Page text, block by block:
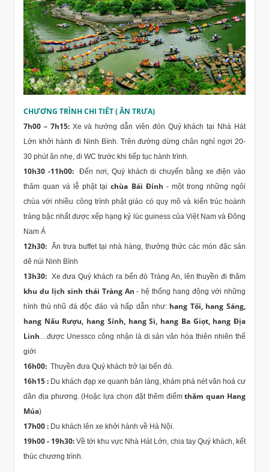
CHƯƠNG TRÌNH CHI TIẾT ( ĂN TRƯA)
7h00 – 7h15: Xe và hướng dẫn viên đón Quý khách tại Nhà Hát
Lớn khởi hành đi Ninh Bình. Trên đường dừng chân nghỉ ngơi 20-
30 phút ăn nhẹ, đi WC trước khi tiếp tục hành trình.
10h30 -11h00:
Đến nơi, Quý khách di chuyển bằng xe điện vào
thăm quan và lễ phật tạichùa Bái Đính - một trong những ngôi
chùa với nhiều công trình phật giáo có quy mô và kiến trúc hoành
tráng bậc nhất được xếp hạng kỷ lúc guiness của Việt Nam và Đông
Nam Á
12h30: Ăn trưa buffet tại nhà hàng, thưởng thức các món đặc sản
dê núi Ninh Bình
13h30: Xe đưa Quý khách ra bến đò Tràng An, lên thuyền đi thăm
khu du lịch sinh thái Tràng An - hệ thống hang động với những
hình thù nhũ đá độc đáo và hấp dẫn như: hang Tối, hang Sáng,
hang Nấu Rượu, hang Sính, hang Si, hang Ba Giọt, hang Địa
Linh…được Unessco công nhận là di sản văn hóa thiên nhiên thế
giới
16h00: Thuyền đưa Quý khách trở lại bến đò.
16h15 : Du khách đạp xe quanh bản làng, khám phá nét văn hoá cư
dân địa phương. (Hoặc lựa chọn đặt thêm điểmthăm quan Hang
Múa)
17h00 : Du khách lên xe khởi hành về Hà Nội.
19h00 - 19h30: Về tới khu vực Nhà Hát Lớn, chia tay Quý khách, kết
thúc chương trình.